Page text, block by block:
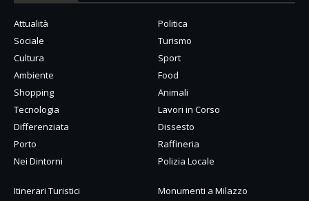
Attualità
Politica
Sociale
Turismo
Cultura
Sport
Ambiente
Food
Shopping
Animali
Tecnologia
Lavori in Corso
Differenziata
Dissesto
Porto
Raffineria
Nei Dintorni
Polizia Locale
Itinerari Turistici
Monumenti a Milazzo